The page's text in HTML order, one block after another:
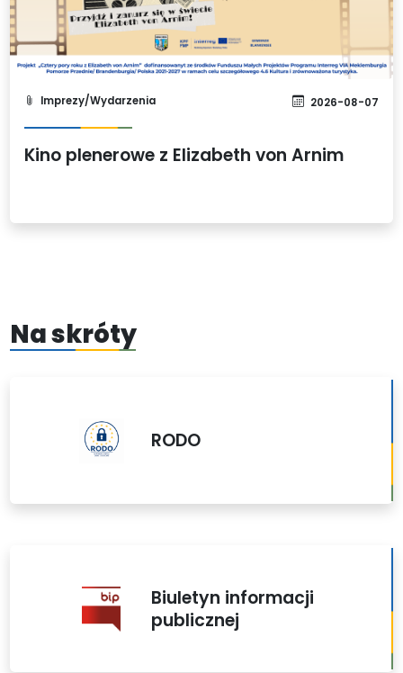
Imprezy/Wydarzenia 2026-08-07
Kino plenerowe z Elizabeth von Arnim
Na skróty
RODO
Biuletyn informacji
publicznej